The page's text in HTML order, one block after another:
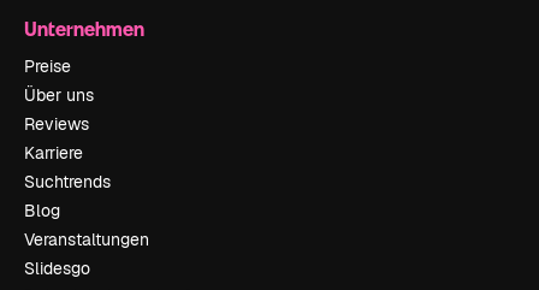
Unternehmen
Preise
Über uns
Reviews
Karriere
Suchtrends
Blog
Veranstaltungen
Slidesgo